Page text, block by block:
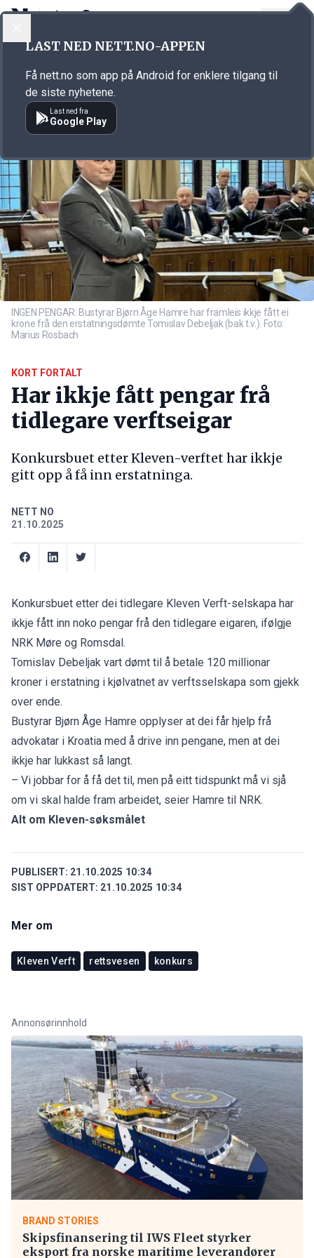
Annonsørinnhold
INGEN PENGAR: Bustyrar Bjørn Åge Hamre har framleis ikkje fått ei
krone frå den erstatningsdømte Tomislav Debeljak (bak t.v.). Foto:
Marius Rosbach
KORT FORTALT
Har ikkje fått pengar frå
tidlegare verftseigar
Konkursbuet etter Kleven-verftet har ikkje
gitt opp å få inn erstatninga.
NETT NO
21.10.2025
Konkursbuet etter dei tidlegare Kleven Verft-selskapa har
ikkje fått inn noko pengar frå den tidlegare eigaren, ifølgje
NRK Møre og Romsdal.
Tomislav Debeljak vart dømt til å betale 120 millionar
kroner i erstatning i kjølvatnet av verftsselskapa som gjekk
over ende.
Bustyrar Bjørn Åge Hamre opplyser at dei får hjelp frå
advokatar i Kroatia med å drive inn pengane, men at dei
ikkje har lukkast så langt.
– Vi jobbar for å få det til, men på eitt tidspunkt må vi sjå
om vi skal halde fram arbeidet, seier Hamre til NRK.
Alt om Kleven-søksmålet
PUBLISERT: 21.10.2025 10:34
SIST OPPDATERT: 21.10.2025 10:34
Mer om
Kleven Verft rettsvesen konkurs
Annonsørinnhold
BRAND STORIES
Skipsfinansering til IWS Fleet styrker
eksport fra norske maritime leverandører
LAST NED NETT.NO-APPEN
Få nett.no som app på Android for enklere tilgang til
de siste nyhetene.
Last ned fra
Google Play